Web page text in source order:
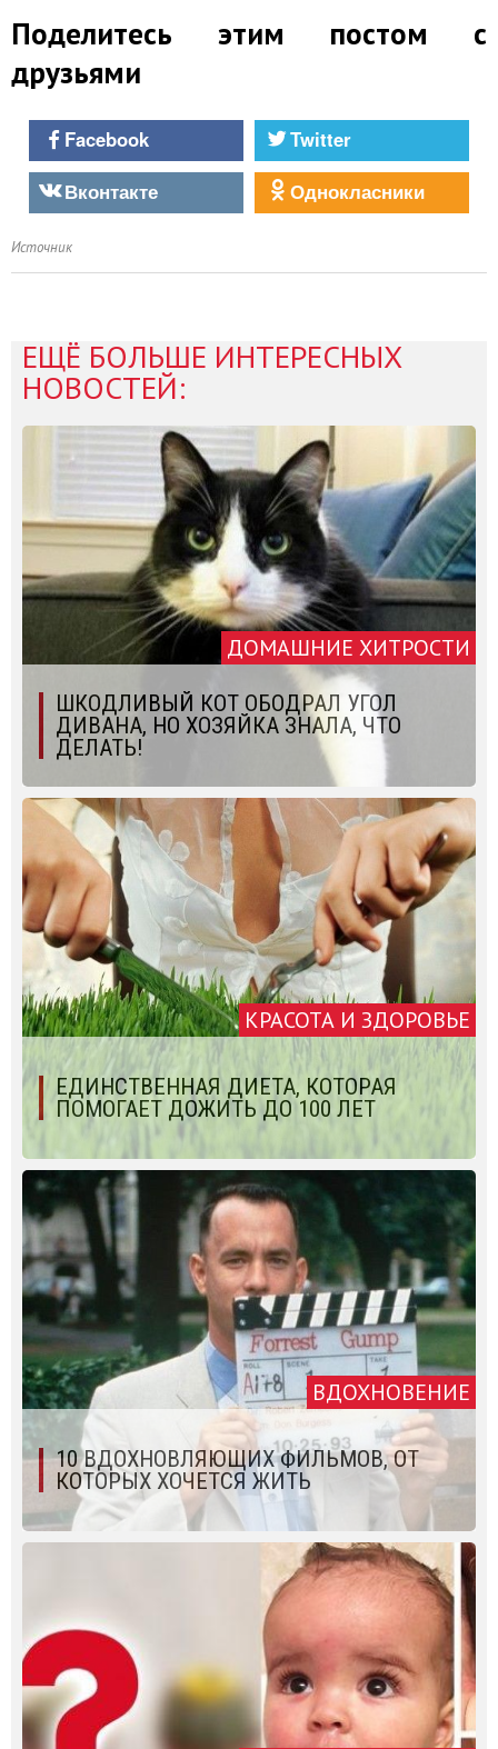
Поделитесь этим постом с
друзьями
Facebook
Twitter
Вконтакте
Однокласники
Источник
ЕЩЁ БОЛЬШЕ ИНТЕРЕСНЫХ
НОВОСТЕЙ:
ДОМАШНИЕ ХИТРОСТИ
ШКОДЛИВЫЙ КОТ ОБОДРАЛ УГОЛ
ДИВАНА, НО ХОЗЯЙКА ЗНАЛА, ЧТО
ДЕЛАТЬ!
КРАСОТА И ЗДОРОВЬЕ
ЕДИНСТВЕННАЯ ДИЕТА, КОТОРАЯ
ПОМОГАЕТ ДОЖИТЬ ДО 100 ЛЕТ
ВДОХНОВЕНИЕ
10 ВДОХНОВЛЯЮЩИХ ФИЛЬМОВ, ОТ
КОТОРЫХ ХОЧЕТСЯ ЖИТЬ